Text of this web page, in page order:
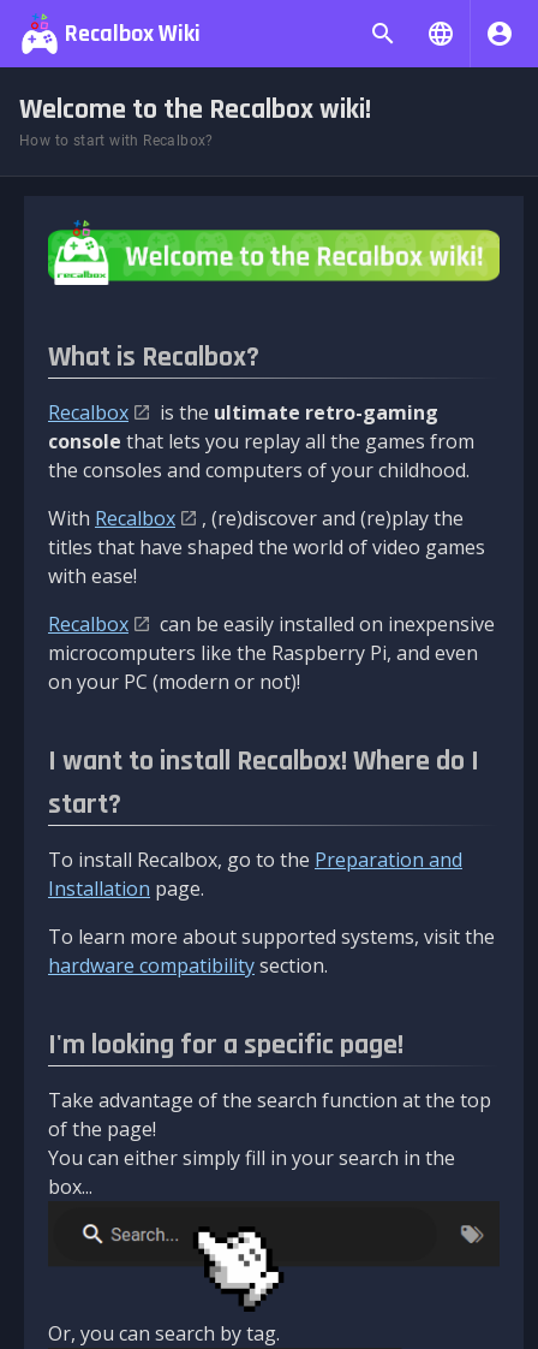
Recalbox Wiki
Welcome to the Recalbox wiki!
How to start with Recalbox?
What is Recalbox?
Recalbox is the ultimate retro-gaming
console that lets you replay all the games from
the consoles and computers of your childhood.
With Recalbox
, (re)discover and (re)play the
titles that have shaped the world of video games
with ease!
Recalbox
can be easily installed on inexpensive
microcomputers like the Raspberry Pi, and even
on your PC (modern or not)!
I want to install Recalbox! Where do I
start?
To install Recalbox, go to the Preparation and
Installation page.
To learn more about supported systems, visit the
hardware compatibilitysection.
I'm looking for a specific page!
Take advantage of the search function at the top
of the page!
You can either simply fill in your search in the
box...
Or, you can search by tag.